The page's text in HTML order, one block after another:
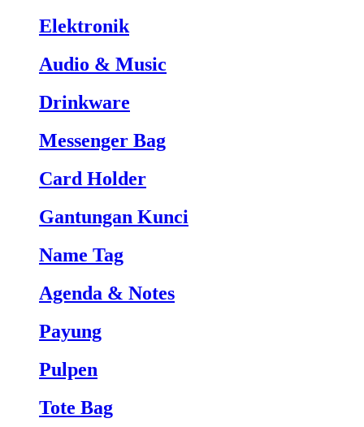
Elektronik
Audio & Music
Drinkware
Messenger Bag
Card Holder
Gantungan Kunci
Name Tag
Agenda & Notes
Payung
Pulpen
Tote Bag